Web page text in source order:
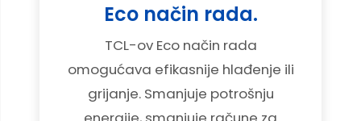
Eco način rada.
TCL-ov Eco način rada
omogućava efikasnije hlađenje ili
grijanje. Smanjuje potrošnju